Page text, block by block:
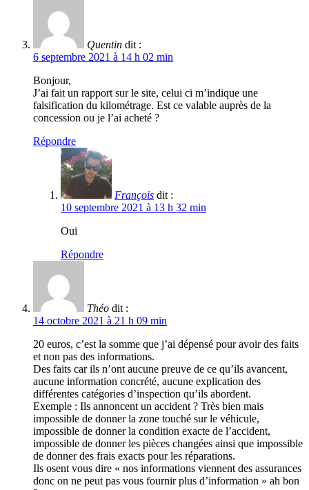
Quentin dit :
6 septembre 2021 à 14 h 02 min
Bonjour,
J’ai fait un rapport sur le site, celui ci m’indique une
falsification du kilométrage. Est ce valable auprès de la
concession ou je l’ai acheté ?
Répondre
François dit :
10 septembre 2021 à 13 h 32 min
Oui
Répondre
Théo dit :
14 octobre 2021 à 21 h 09 min
20 euros, c’est la somme que j’ai dépensé pour avoir des faits
et non pas des informations.
Des faits car ils n’ont aucune preuve de ce qu’ils avancent,
aucune information concrété, aucune explication des
différentes catégories d’inspection qu’ils abordent.
Exemple : Ils annoncent un accident ? Très bien mais
impossible de donner la zone touché sur le véhicule,
impossible de donner la condition exacte de l’accident,
impossible de donner les pièces changées ainsi que impossible
de donner des frais exacts pour les réparations.
Ils osent vous dire « nos informations viennent des assurances
donc on ne peut pas vous fournir plus d’information » ah bon